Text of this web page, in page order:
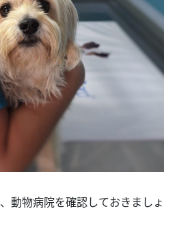
動物病院を確認しておきましょ